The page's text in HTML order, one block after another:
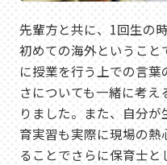
先輩方と共に、1回生の
初めての海外ということ
に授業を行う上での言
さについても一緒に考
りました。また、自分
育実習も実際に現場の
ることでさらに保育士